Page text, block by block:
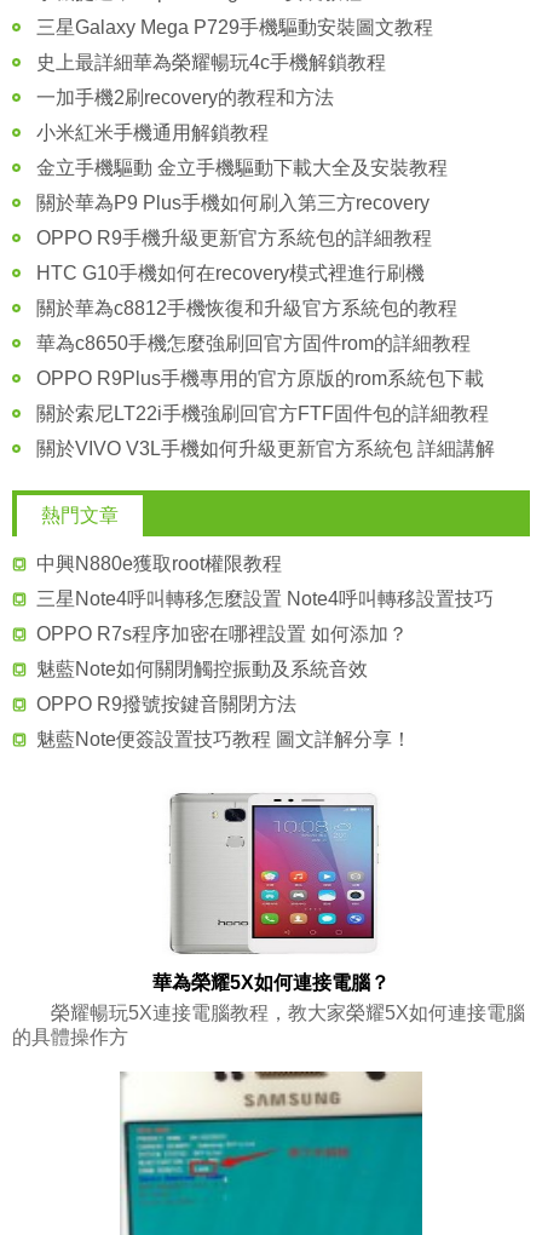
三星Galaxy Mega P729手機驅動安裝圖文教程
史上最詳細華為榮耀暢玩4c手機解鎖教程
一加手機2刷recovery的教程和方法
小米紅米手機通用解鎖教程
金立手機驅動 金立手機驅動下載大全及安裝教程
關於華為P9 Plus手機如何刷入第三方recovery
OPPO R9手機升級更新官方系統包的詳細教程
HTC G10手機如何在recovery模式裡進行刷機
關於華為c8812手機恢復和升級官方系統包的教程
華為c8650手機怎麼強刷回官方固件rom的詳細教程
OPPO R9Plus手機專用的官方原版的rom系統包下載
關於索尼LT22i手機強刷回官方FTF固件包的詳細教程
關於VIVO V3L手機如何升級更新官方系統包 詳細講解
熱門文章
中興N880e獲取root權限教程
三星Note4呼叫轉移怎麼設置 Note4呼叫轉移設置技巧
OPPO R7s程序加密在哪裡設置 如何添加？
魅藍Note如何關閉觸控振動及系統音效
OPPO R9撥號按鍵音關閉方法
魅藍Note便簽設置技巧教程 圖文詳解分享！
華為榮耀5X如何連接電腦？
榮耀暢玩5X連接電腦教程，教大家榮耀5X如何連接電腦
的具體操作方